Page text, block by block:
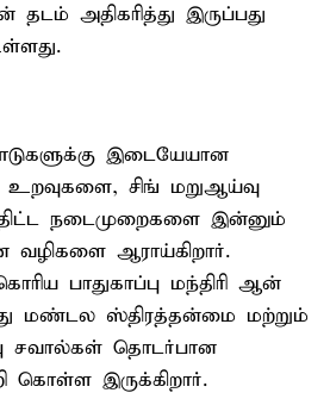
தடம் அதிகரித்து இருப்பது
இடையேயான
உறவுகளை, சிங் மறுஆய்வு
நடைமுறைகளை இன்னும்
வழிகளை ஆராய்கிறார்.
பாதுகாப்பு மந்திரி ஆன்
மண்டல ஸ்திரத்தன்மை மற்றும்
சவால்கள் தொடர்பான
கொள்ள இருக்கிறார்.